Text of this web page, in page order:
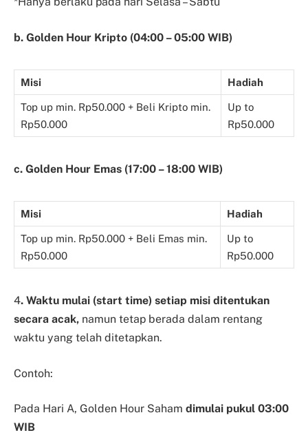
b. Golden Hour Kripto (04:00 – 05:00 WIB)
Misi Hadiah
Top up min. Rp50.000 + Beli Kripto min.
Rp50.000
Up to
Rp50.000
c. Golden Hour Emas (17:00 – 18:00 WIB)
Misi Hadiah
Top up min. Rp50.000 + Beli Emas min.
Rp50.000
Up to
Rp50.000
4. Waktu mulai (start time) setiap misi ditentukan
secara acak, namun tetap berada dalam rentang
waktu yang telah ditetapkan.
Contoh:
Pada Hari A, Golden Hour Saham dimulai pukul 03:00
WIB